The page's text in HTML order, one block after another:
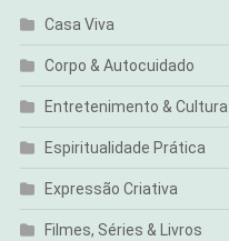
Casa Viva
Corpo & Autocuidado
Entretenimento & Cultura
Espiritualidade Prática
Expressão Criativa
Filmes, Séries & Livros